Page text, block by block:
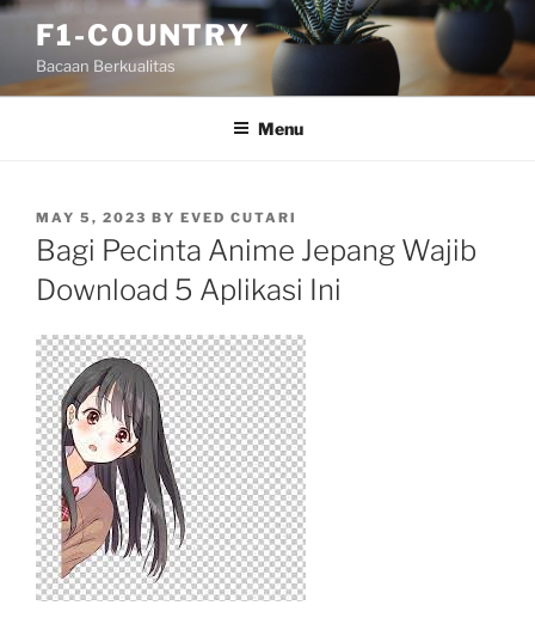
Skip
content
F1-COUNTRY
Bacaan Berkualitas
Menu
POSTED
ON
MAY 5, 2023 BY EVED CUTARI
Bagi Pecinta Anime Jepang Wajib
Download 5 Aplikasi Ini